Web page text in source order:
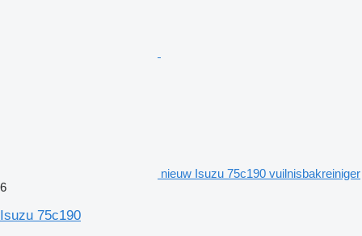
nieuw Isuzu 75c190 vuilnisbakreiniger
6
Isuzu 75c190